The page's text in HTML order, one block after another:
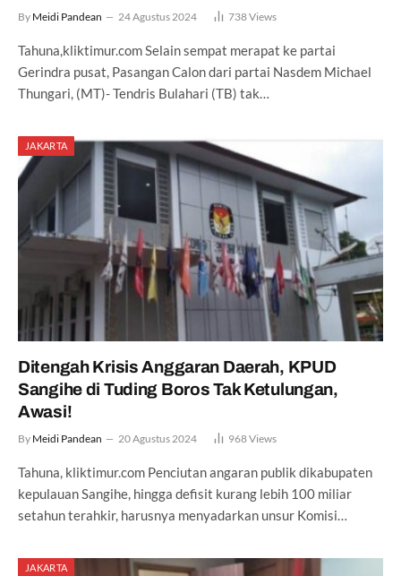
By Meidi Pandean 24 Agustus 2024 738Views
Tahuna,kliktimur.com Selain sempat merapat ke partai
Gerindra pusat, Pasangan Calon dari partai Nasdem Michael
Thungari, (MT)- Tendris Bulahari (TB) tak…
JAKARTA
Ditengah Krisis Anggaran Daerah, KPUD
Sangihe di Tuding Boros Tak Ketulungan,
Awasi!
By Meidi Pandean 20 Agustus 2024 968Views
Tahuna, kliktimur.com Penciutan angaran publik dikabupaten
kepulauan Sangihe, hingga defisit kurang lebih 100 miliar
setahun terahkir, harusnya menyadarkan unsur Komisi…
JAKARTA